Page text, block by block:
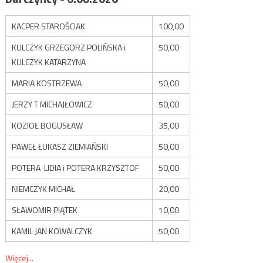
KACPER STAROŚCIAK
100,00
KULCZYK GRZEGORZ POLIŃSKA i
KULCZYK KATARZYNA
50,00
MARIA KOSTRZEWA
50,00
JERZY T MICHAJŁOWICZ
50,00
KOZIOŁ BOGUSŁAW
35,00
PAWEŁ ŁUKASZ ZIEMIAŃSKI
50,00
POTERA LIDIA i POTERA KRZYSZTOF
50,00
NIEMCZYK MICHAŁ
20,00
SŁAWOMIR PIĄTEK
10,00
KAMIL JAN KOWALCZYK
50,00
Więcej...